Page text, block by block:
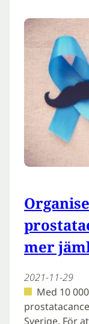
mer
2021-11-29
Med 10
Sverige. För